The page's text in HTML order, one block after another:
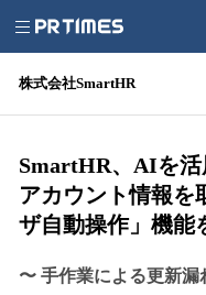
株式会社SmartHR
SmartHR、AIを
アカウント情報を
ザ自動操作」機能
〜 手作業による更新